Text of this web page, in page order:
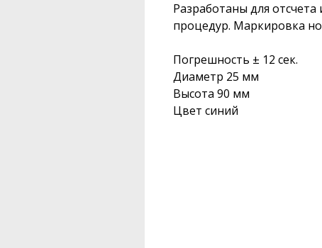
Разработаны для
процедур. Маркировка
Погрешность ± 12 сек.
Диаметр 25 мм
Высота 90 мм
Цвет синий